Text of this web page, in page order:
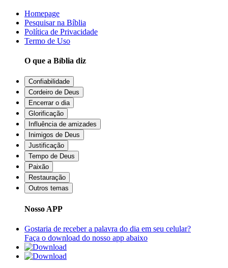
Homepage
Pesquisar na Bíblia
Política de Privacidade
Termo de Uso
O que a Bíblia diz
Confiabilidade
Cordeiro de Deus
Encerrar o dia
Glorificação
Influência de amizades
Inimigos de Deus
Justificação
Tempo de Deus
Paixão
Restauração
Outros temas
Nosso APP
Gostaria de receber a palavra do dia em seu celular?
Faça o download do nosso app abaixo